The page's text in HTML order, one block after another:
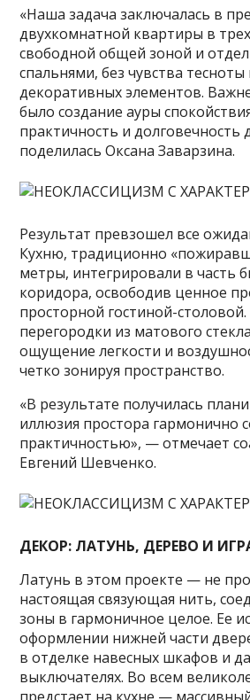
«Наша задача заключалась в
двухкомнатной квартиры в
свободной общей зоной и
спальнями, без чувства
декоративных элементов.
было создание ауры
практичность и долговечность
поделилась Оксана Заварзина.
Результат превзошел все
Кухню, традиционно
метры, интегрировали в часть
коридора, освободив ценное
просторной гостиной-
перегородки из матового
ощущение легкости и
четко зонируя пространство.
«В результате получилась
иллюзия простора гармонично
практичностью», — отмечает
Евгений Шевченко.
ДЕКОР: ЛАТУНЬ, ДЕРЕВО И
Латунь в этом проекте — не
настоящая связующая нить,
зоны в гармоничное целое. Ее
оформлении нижней части
в отделке навесных шкафов и
выключателях. Во всем